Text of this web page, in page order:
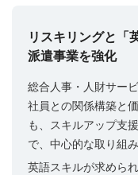
リスキリングと「
派遣事業を強化
総合人事・人財サー
社員との関係構築と
も、スキルアップ支
で、中心的な取り組
英語スキルが求めら